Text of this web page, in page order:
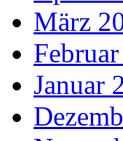
März
Januar